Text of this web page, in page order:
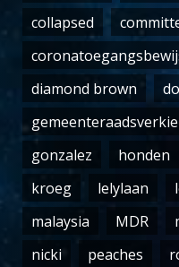
collapsed
diamond brown
gonzalez
honden
kroeg
lelylaan
malaysia
MDR
nicki
peaches